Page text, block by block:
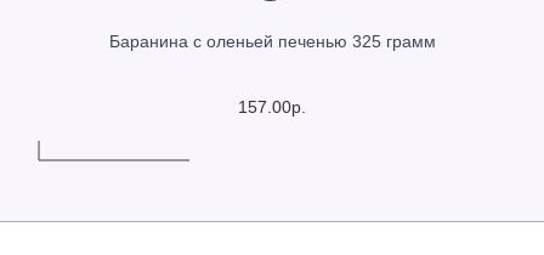
Баранина с оленьей печенью 325 грамм
157.00р.